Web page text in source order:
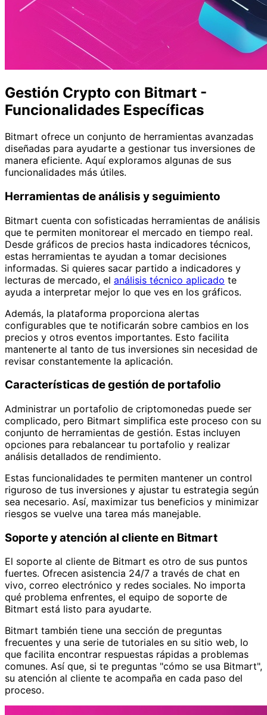
Gestión Crypto con Bitmart -
Funcionalidades Específicas
Bitmart ofrece un conjunto de herramientas avanzadas
diseñadas para ayudarte a gestionar tus inversiones de
manera eficiente. Aquí exploramos algunas de sus
funcionalidades más útiles.
Herramientas de análisis y seguimiento
Bitmart cuenta con sofisticadas herramientas de análisis
que te permiten monitorear el mercado en tiempo real.
Desde gráficos de precios hasta indicadores técnicos,
estas herramientas te ayudan a tomar decisiones
informadas. Si quieres sacar partido a indicadores y
lecturas de mercado, el análisis técnico aplicado te
ayuda a interpretar mejor lo que ves en los gráficos.
Además, la plataforma proporciona alertas
configurables que te notificarán sobre cambios en los
precios y otros eventos importantes. Esto facilita
mantenerte al tanto de tus inversiones sin necesidad de
revisar constantemente la aplicación.
Características de gestión de portafolio
Administrar un portafolio de criptomonedas puede ser
complicado, pero Bitmart simplifica este proceso con su
conjunto de herramientas de gestión. Estas incluyen
opciones para rebalancear tu portafolio y realizar
análisis detallados de rendimiento.
Estas funcionalidades te permiten mantener un control
riguroso de tus inversiones y ajustar tu estrategia según
sea necesario. Así, maximizar tus beneficios y minimizar
riesgos se vuelve una tarea más manejable.
Soporte y atención al cliente en Bitmart
El soporte al cliente de Bitmart es otro de sus puntos
fuertes. Ofrecen asistencia 24/7 a través de chat en
vivo, correo electrónico y redes sociales. No importa
qué problema enfrentes, el equipo de soporte de
Bitmart está listo para ayudarte.
Bitmart también tiene una sección de preguntas
frecuentes y una serie de tutoriales en su sitio web, lo
que facilita encontrar respuestas rápidas a problemas
comunes. Así que, si te preguntas "cómo se usa Bitmart",
su atención al cliente te acompaña en cada paso del
proceso.